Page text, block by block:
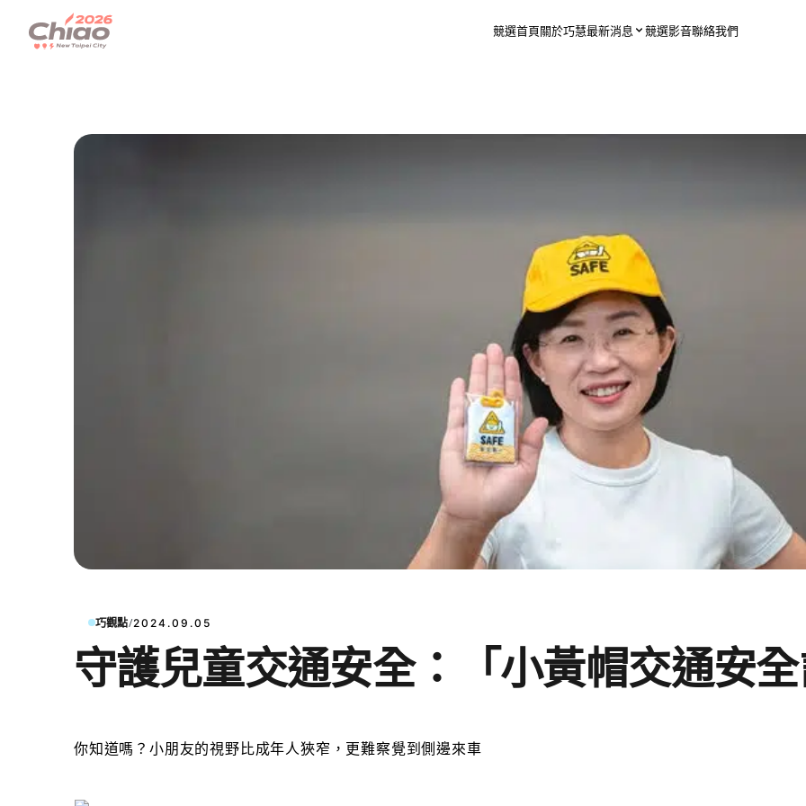
競選首頁關於巧慧最新消息 競選影音聯絡我們
巧觀點/2024.09.05
守護兒童交通安全：「小黃帽交通安
你知道嗎？小朋友的視野比成年人狹窄，更難察覺到側邊來車